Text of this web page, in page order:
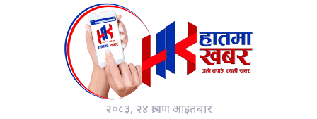
२०८३, २४ श्रावण आइतबार